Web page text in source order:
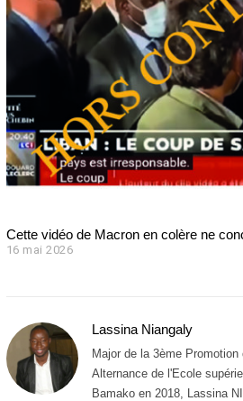
0
2
Cette vidéo de Macron en colère ne
16 mai 2026
0
2
6
Lassina Niangaly
Major de la 3ème
Alternance de l'Ecole
Bamako en 2018, Lassina